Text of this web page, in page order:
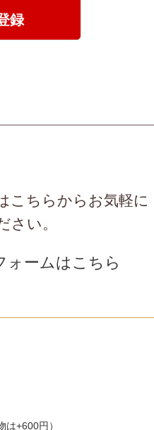
録
こちらからお気軽に
さい。
ォームはこちら
+600円）